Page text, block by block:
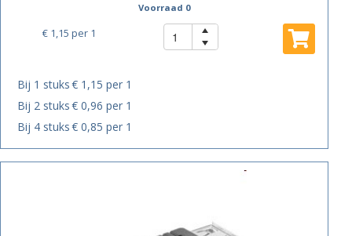
Voorraad 0
€ 1,15 per 1
Bij 1 stuks€ 1,15 per 1
Bij 2 stuks€ 0,96 per 1
Bij 4 stuks€ 0,85 per 1